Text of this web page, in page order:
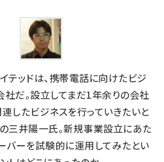
テッドは、携帯電話に向けたビジ
社だ。設立してまだ1年余りの会社
したビジネスを行っていきたいと
三井陽一氏。新規事業設立にあた
バーを試験的に運用してみたとい